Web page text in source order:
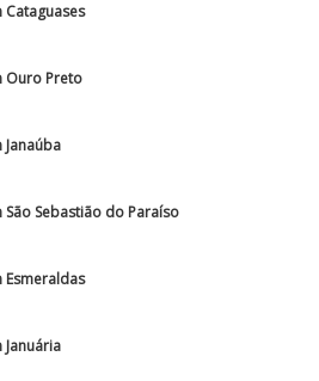
Ouro Preto
Sebastião do Paraíso
Esmeraldas